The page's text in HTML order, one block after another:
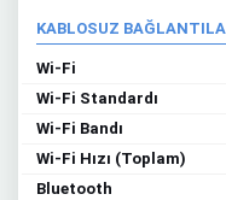
KABLOSUZ
Wi-Fi
Wi-Fi Standardı
Wi-Fi Bandı
Wi-Fi Hızı (Toplam)
Bluetooth